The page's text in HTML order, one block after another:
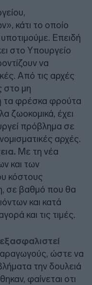
κάτι το οποίο
Επειδή
στο Υπουργείο
να
Από τις αρχές
στο μη
τα φρέσκα φρούτα
ζωοκομικά, έχει
πρόβλημα σε
αρχές.
Με τη νέα
και των
κόστους
σε βαθμό που θα
και κατά
και τις τιμές.
ώστε να
την δουλειά
φαίνεται οτι